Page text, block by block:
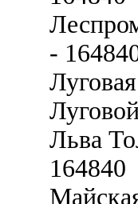
-
Льва
164840